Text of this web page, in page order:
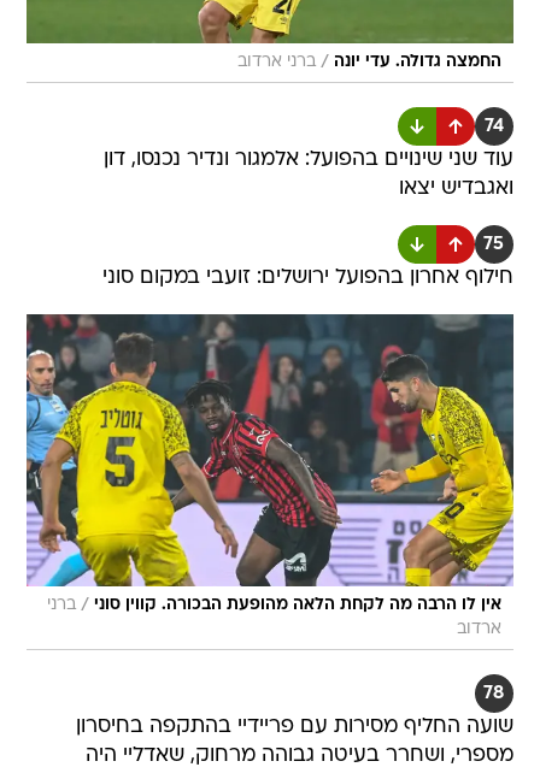
החמצה גדולה. עדי יונה / ברני ארדוב
74
עוד שני שינויים בהפועל: אלמגור ונדיר נכנסו, דון
ואגבדיש יצאו
75
חילוף אחרון בהפועל ירושלים: זועבי במקום סוני
אין לו הרבה מה לקחת הלאה מהופעת הבכורה. קווין סוני / ברני
ארדוב
78
שועה החליף מסירות עם פריידיי בהתקפה בחיסרון
מספרי, ושחרר בעיטה גבוהה מרחוק, שאדליי היה